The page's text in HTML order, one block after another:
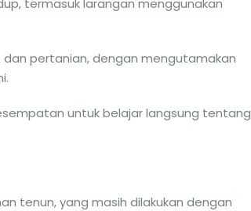
termasuk larangan menggunakan
dan pertanian, dengan mengutamakan
untuk belajar langsung tentang
tenun, yang masih dilakukan dengan